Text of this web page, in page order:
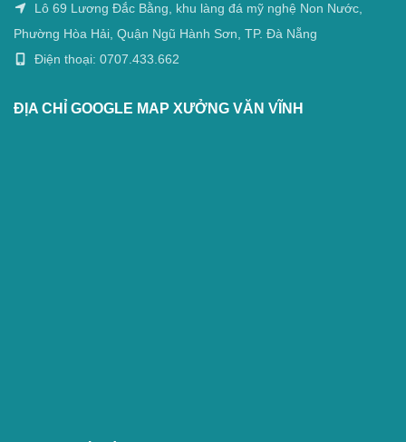
Lô 69 Lương Đắc Bằng, khu làng đá mỹ nghệ Non Nước,
Phường Hòa Hải, Quận Ngũ Hành Sơn, TP. Đà Nẵng
Điện thoại: 0707.433.662
ĐỊA CHỈ GOOGLE MAP XƯỞNG VĂN VĨNH